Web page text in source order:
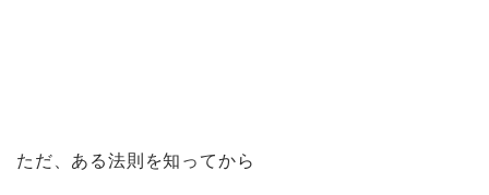
ただ、ある法則を知ってから